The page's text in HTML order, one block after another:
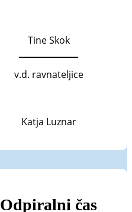
Tine Skok
v.d. ravnateljice
Katja Luznar
Odpiralni čas